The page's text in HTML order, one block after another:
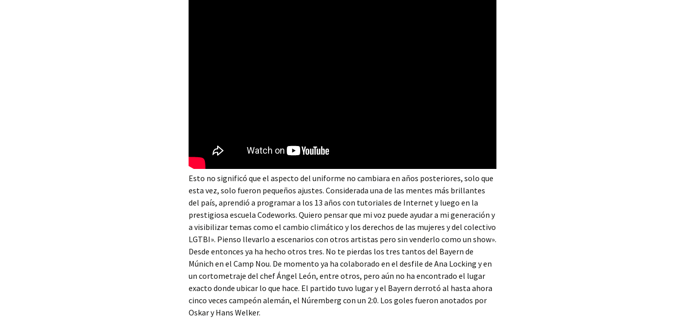
Esto no significó que el aspecto del uniforme no cambiara en años posteriores, solo que
esta vez, solo fueron pequeños ajustes. Considerada una de las mentes más brillantes
del país, aprendió a programar a los 13 años con tutoriales de Internet y luego en la
prestigiosa escuela Codeworks. Quiero pensar que mi voz puede ayudar a mi generación y
a visibilizar temas como el cambio climático y los derechos de las mujeres y del colectivo
LGTBI». Pienso llevarlo a escenarios con otros artistas pero sin venderlo como un show».
Desde entonces ya ha hecho otros tres. No te pierdas los tres tantos del Bayern de
Múnich en el Camp Nou. De momento ya ha colaborado en el desfile de Ana Locking y en
un cortometraje del chef Ángel León, entre otros, pero aún no ha encontrado el lugar
exacto donde ubicar lo que hace. El partido tuvo lugar y el Bayern derrotó al hasta ahora
cinco veces campeón alemán, el Núremberg con un 2:0. Los goles fueron anotados por
Oskar y Hans Welker.